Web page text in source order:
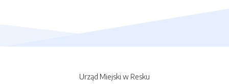
Urząd Miejski w Resku